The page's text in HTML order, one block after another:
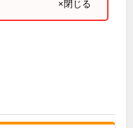
×閉じる